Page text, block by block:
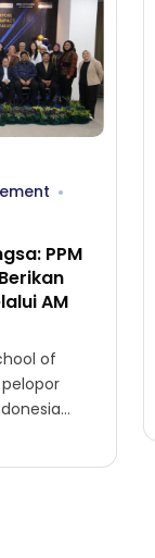
PPM
AM
of